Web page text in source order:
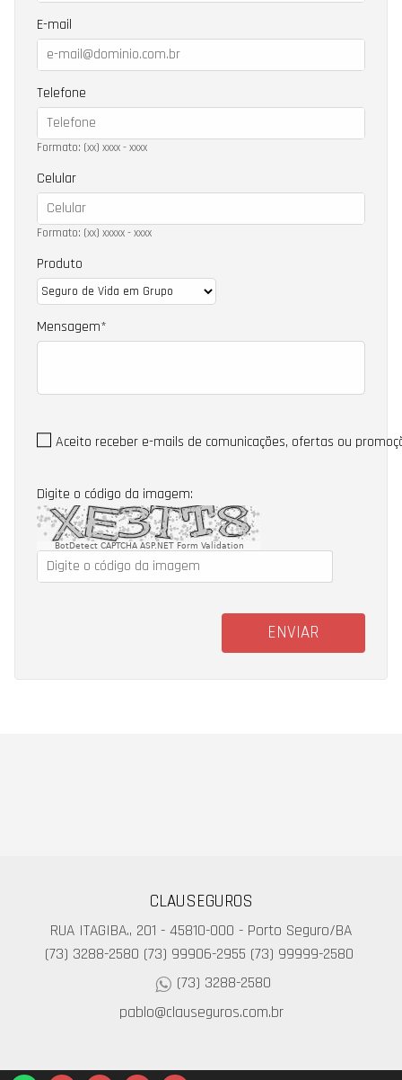
E-mail
Telefone
Formato: (xx) xxxx - xxxx
Celular
Formato: (xx) xxxxx - xxxx
Produto
Mensagem
Aceito receber e-mails de comunicações, ofertas ou
Digite o código da imagem:
BotDetect CAPTCHA ASP.NET Form Validation
ENVIAR
CLAUSEGUROS
RUA ITAGIBA., 201 - 45810-000 - Porto Seguro/BA
(73) 3288-2580 (73) 99906-2955 (73) 99999-2580
(73) 3288-2580
pablo@clauseguros.com.br